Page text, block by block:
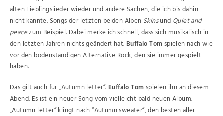
alten Lieblingslieder wieder und andere Sachen, die ich bis dahin
nicht kannte. Songs der letzten beiden Alben Skinsund Quiet and
peacezum Beispiel. Dabei merke ich schnell, dass sich musikalisch in
den letzten Jahren nichts geändert hat. Buffalo Tomspielen nach wie
vor den bodenständigen Alternative Rock, den sie immer gespielt
haben.
Das gilt auch für „Autumn letter“. Buffalo Tomspielen ihn an diesem
Abend. Es ist ein neuer Song vom vielleicht bald neuen Album.
„Autumn letter“ klingt nach “Autumn sweater”, den besten aller